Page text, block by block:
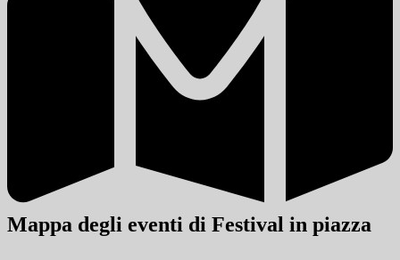
Mappa degli eventi di Festival in piazza